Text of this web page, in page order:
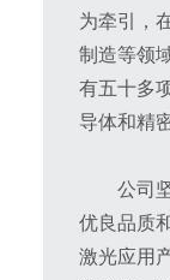
为牵引，
制造等领
有五十多
导体和精
公司
优良品质
激光应用